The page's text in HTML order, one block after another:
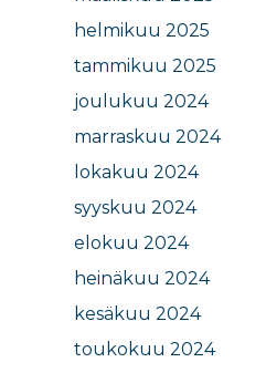
helmikuu 2025
tammikuu 2025
joulukuu 2024
marraskuu 2024
lokakuu 2024
syyskuu 2024
elokuu 2024
heinäkuu 2024
kesäkuu 2024
toukokuu 2024